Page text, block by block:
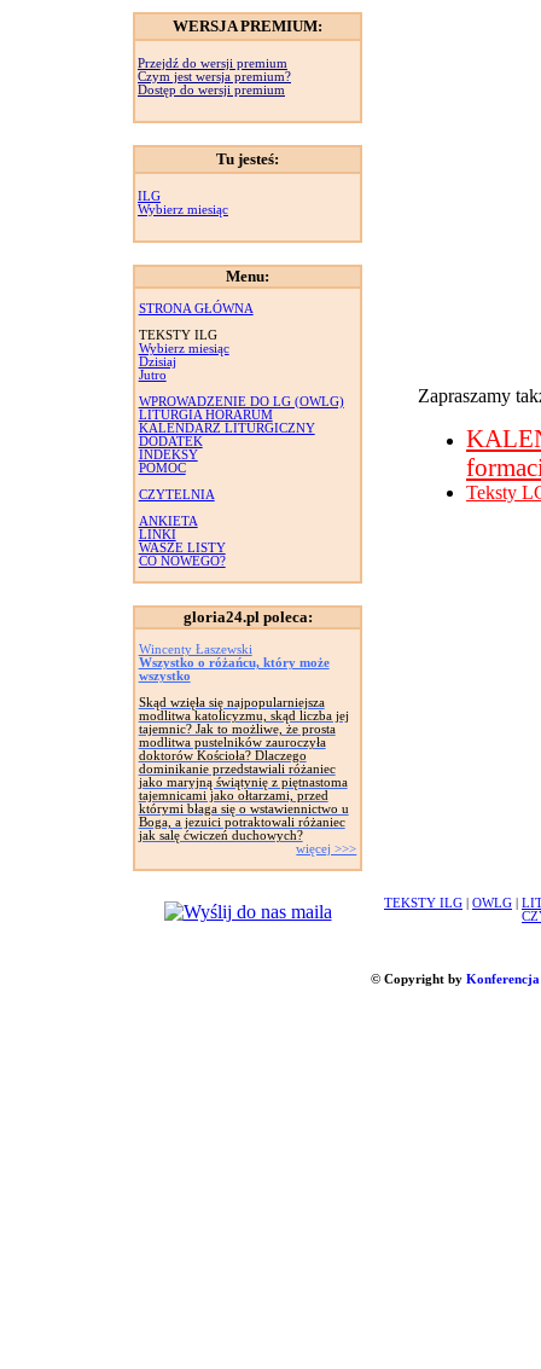
WERSJA PREMIUM:
Przejdź do wersji premium
Czym jest wersja premium?
Dostęp do wersji premium
Tu jesteś:
ILG
Wybierz miesiąc
Menu:
STRONA GŁÓWNA
TEKSTY ILG
Wybierz miesiąc
Dzisiaj
Jutro
WPROWADZENIE DO LG (OWLG)
LITURGIA HORARUM
KALENDARZ LITURGICZNY
DODATEK
INDEKSY
POMOC
CZYTELNIA
ANKIETA
LINKI
WASZE LISTY
CO NOWEGO?
gloria24.pl poleca:
Wincenty Łaszewski
Wszystko o różańcu, który może
wszystko
Skąd wzięła się najpopularniejsza
modlitwa katolicyzmu, skąd liczba jej
tajemnic? Jak to możliwe, że prosta
modlitwa pustelników zauroczyła
doktorów Kościoła? Dlaczego
dominikanie przedstawiali różaniec
jako maryjną świątynię z piętnastoma
tajemnicami jako ołtarzami, przed
którymi błaga się o wstawiennictwo u
Boga, a jezuici potraktowali różaniec
jak salę ćwiczeń duchowych?
więcej >>>
Zapraszamy
Teksty
TEKSTY ILG OWLG
© Copyright by Konferencja